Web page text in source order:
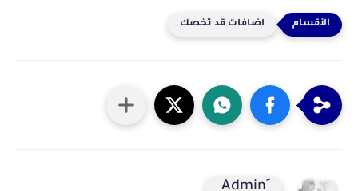
اضافات قد تخصك